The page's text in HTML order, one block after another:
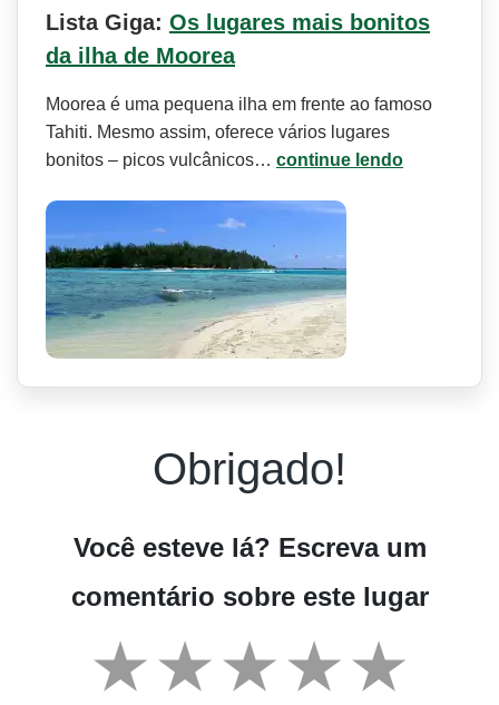
Lista Giga: Os lugares mais bonitos
da ilha de Moorea
Moorea é uma pequena ilha em frente ao famoso
Tahiti. Mesmo assim, oferece vários lugares
bonitos – picos vulcânicos… continue lendo
Obrigado!
Você esteve lá? Escreva um
comentário sobre este lugar